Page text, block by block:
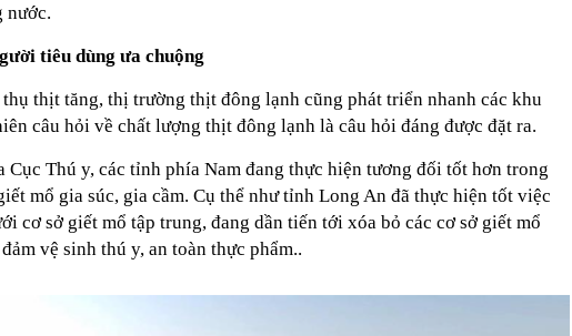
nước.
tiêu dùng ưa chuộng
thịt tăng, thị trường thịt đông lạnh cũng phát triển nhanh các khu
câu hỏi về chất lượng thịt đông lạnh là câu hỏi đáng được đặt ra.
Cục Thú y, các tỉnh phía Nam đang thực hiện tương đối tốt hơn trong
mổ gia súc, gia cầm. Cụ thể như tỉnh Long An đã thực hiện tốt việc
cơ sở giết mổ tập trung, đang dần tiến tới xóa bỏ các cơ sở giết mổ
vệ sinh thú y, an toàn thực phẩm..